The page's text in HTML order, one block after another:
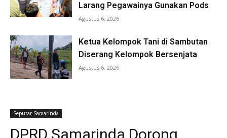
Larang Pegawainya Gunakan Pods
Agustus 6, 2026
Ketua Kelompok Tani di Sambutan
Diserang Kelompok Bersenjata
Agustus 6, 2026